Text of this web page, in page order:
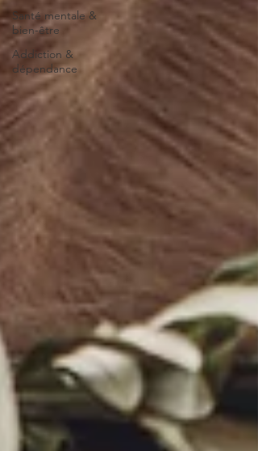
Santé mentale &
bien-être
Addiction &
dépendance